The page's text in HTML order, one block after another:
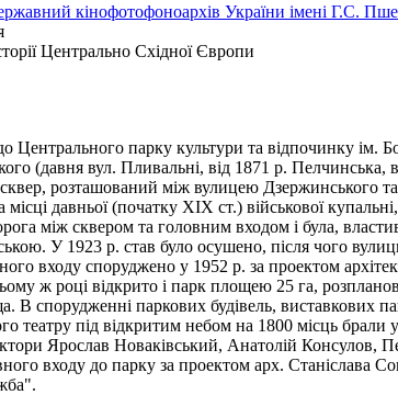
кінофотофоноархів України імені Г.С.
Центрально Східної Європи
Центрального парку культури та відпочинку ім.
(давня вул. Пливальні, від 1871 р. Пелчинська,
розташований між вулицею Дзержинського
давньої (початку ХІХ ст.) військової
між сквером та головним входом і була,
У 1923 р. став було осушено, після чого
входу споруджено у 1952 р. за проектом
ж році відкрито і парк площею 25 га,
В спорудженні паркових будівель, виставкових
театру під відкритим небом на 1800 місць брали
Ярослав Новаківський, Анатолій Консулов,
входу до парку за проектом арх. Станіслава